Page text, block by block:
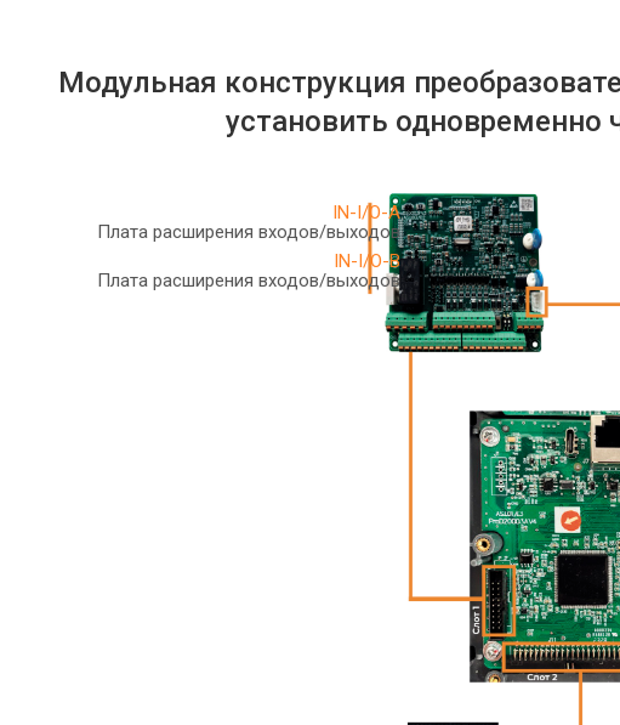
Модульная конструкция
установить
IN-I/O-A
Плата расширения входов/выходов
IN-I/O-B
Плата расширения входов/выходов